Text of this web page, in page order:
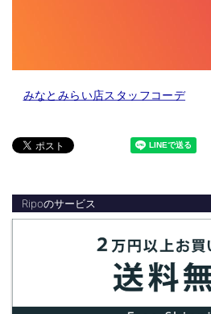
みなとみらい店スタッフコーデ
Ripoのサービス